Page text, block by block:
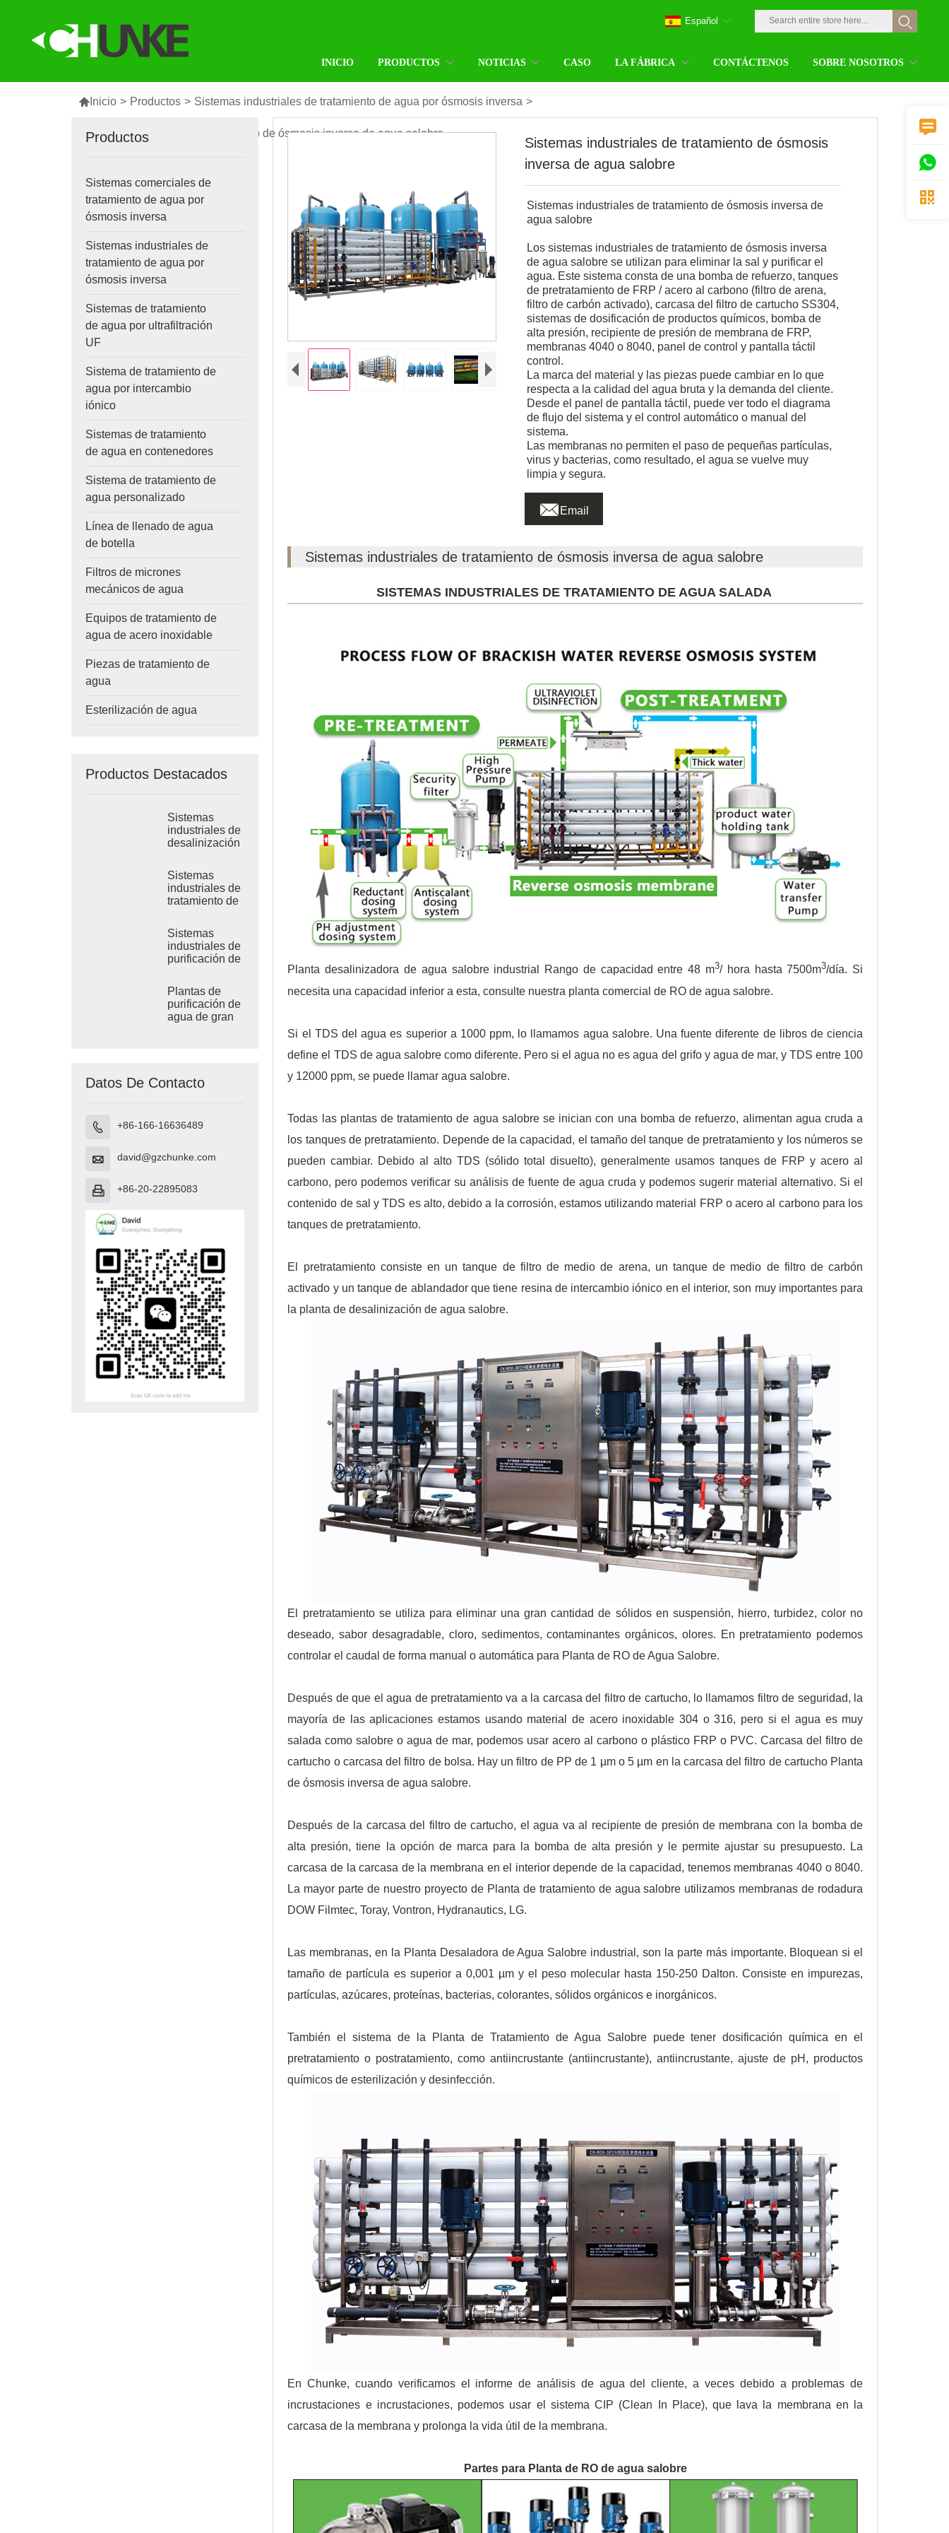
INICIO PRODUCTOS NOTICIAS CASO LA FÁBRICA CONTÁCTENOS SOBRE NOSOTROS
Español
Inicio > Productos > Sistemas industriales de tratamiento de agua por ósmosis inversa >
Sistemas industriales de tratamiento de ósmosis inversa de agua salobre
Productos
Sistemas comerciales de
tratamiento de agua por
ósmosis inversa
Sistemas industriales de
tratamiento de agua por
ósmosis inversa
Sistemas de tratamiento
de agua por ultrafiltración
UF
Sistema de tratamiento de
agua por intercambio
iónico
Sistemas de tratamiento
de agua en contenedores
Sistema de tratamiento de
agua personalizado
Línea de llenado de agua
de botella
Filtros de micrones
mecánicos de agua
Equipos de tratamiento de
agua de acero inoxidable
Piezas de tratamiento de
agua
Esterilización de agua
Productos Destacados
Sistemas
industriales de
desalinización
agua de mar
Sistemas
industriales de
tratamiento de
inversa de
agua salobre
Sistemas
industriales de
purificación de
ósmosis
inversa
Plantas de
purificación de
agua de gran
Datos De Contacto
 +86-166-16636489
 david@gzchunke.com
 +86-20-22895083
Sistemas industriales de tratamiento de ósmosis
inversa de agua salobre
Sistemas industriales de tratamiento de ósmosis inversa de
agua salobre
Los sistemas industriales de tratamiento de ósmosis inversa
de agua salobre se utilizan para eliminar la sal y purificar el
agua. Este sistema consta de una bomba de refuerzo, tanques
de pretratamiento de FRP / acero al carbono (filtro de arena,
filtro de carbón activado), carcasa del filtro de cartucho SS304,
sistemas de dosificación de productos químicos, bomba de
alta presión, recipiente de presión de membrana de FRP,
membranas 4040 o 8040, panel de control y pantalla táctil
control.
La marca del material y las piezas puede cambiar en lo que
respecta a la calidad del agua bruta y la demanda del cliente.
Desde el panel de pantalla táctil, puede ver todo el diagrama
de flujo del sistema y el control automático o manual del
sistema.
Las membranas no permiten el paso de pequeñas partículas,
virus y bacterias, como resultado, el agua se vuelve muy
limpia y segura.
 Email
Sistemas industriales de tratamiento de ósmosis inversa de agua salobre
SISTEMAS INDUSTRIALES DE TRATAMIENTO DE AGUA SALADA
Planta desalinizadora de agua salobre industrial Rango de capacidad entre 48 m3/ hora hasta 7500m3/día. Si
necesita una capacidad inferior a esta, consulte nuestra planta comercial de RO de agua salobre.
Si el TDS del agua es superior a 1000 ppm, lo llamamos agua salobre. Una fuente diferente de libros de ciencia
define el TDS de agua salobre como diferente. Pero si el agua no es agua del grifo y agua de mar, y TDS entre 100
y 12000 ppm, se puede llamar agua salobre.
Todas las plantas de tratamiento de agua salobre se inician con una bomba de refuerzo, alimentan agua cruda a
los tanques de pretratamiento. Depende de la capacidad, el tamaño del tanque de pretratamiento y los números se
pueden cambiar. Debido al alto TDS (sólido total disuelto), generalmente usamos tanques de FRP y acero al
carbono, pero podemos verificar su análisis de fuente de agua cruda y podemos sugerir material alternativo. Si el
contenido de sal y TDS es alto, debido a la corrosión, estamos utilizando material FRP o acero al carbono para los
tanques de pretratamiento.
El pretratamiento consiste en un tanque de filtro de medio de arena, un tanque de medio de filtro de carbón
activado y un tanque de ablandador que tiene resina de intercambio iónico en el interior, son muy importantes para
la planta de desalinización de agua salobre.
El pretratamiento se utiliza para eliminar una gran cantidad de sólidos en suspensión, hierro, turbidez, color no
deseado, sabor desagradable, cloro, sedimentos, contaminantes orgánicos, olores. En pretratamiento podemos
controlar el caudal de forma manual o automática para Planta de RO de Agua Salobre.
Después de que el agua de pretratamiento va a la carcasa del filtro de cartucho, lo llamamos filtro de seguridad, la
mayoría de las aplicaciones estamos usando material de acero inoxidable 304 o 316, pero si el agua es muy
salada como salobre o agua de mar, podemos usar acero al carbono o plástico FRP o PVC. Carcasa del filtro de
cartucho o carcasa del filtro de bolsa. Hay un filtro de PP de 1 µm o 5 µm en la carcasa del filtro de cartucho Planta
de ósmosis inversa de agua salobre.
Después de la carcasa del filtro de cartucho, el agua va al recipiente de presión de membrana con la bomba de
alta presión, tiene la opción de marca para la bomba de alta presión y le permite ajustar su presupuesto. La
carcasa de la carcasa de la membrana en el interior depende de la capacidad, tenemos membranas 4040 o 8040.
La mayor parte de nuestro proyecto de Planta de tratamiento de agua salobre utilizamos membranas de rodadura
DOW Filmtec, Toray, Vontron, Hydranautics, LG.
Las membranas, en la Planta Desaladora de Agua Salobre industrial, son la parte más importante. Bloquean si el
tamaño de partícula es superior a 0,001 µm y el peso molecular hasta 150-250 Dalton. Consiste en impurezas,
partículas, azúcares, proteínas, bacterias, colorantes, sólidos orgánicos e inorgánicos.
También el sistema de la Planta de Tratamiento de Agua Salobre puede tener dosificación química en el
pretratamiento o postratamiento, como antiincrustante (antiincrustante), antiincrustante, ajuste de pH, productos
químicos de esterilización y desinfección.
En Chunke, cuando verificamos el informe de análisis de agua del cliente, a veces debido a problemas de
incrustaciones e incrustaciones, podemos usar el sistema CIP (Clean In Place), que lava la membrana en la
carcasa de la membrana y prolonga la vida útil de la membrana.
Partes para Planta de RO de agua salobre


